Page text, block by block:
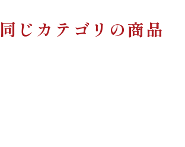
同じカテゴリの商品